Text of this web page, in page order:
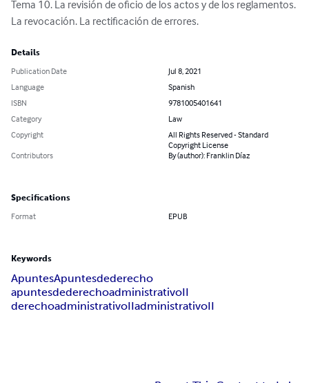
Tema 10. La revisión de oficio de los actos y de los reglamentos.
La revocación. La rectificación de errores.
Details
Publication Date
Jul 8, 2021
Language
Spanish
ISBN
9781005401641
Category
Law
Copyright
All Rights Reserved - Standard
Copyright License
Contributors
By (author): Franklin Díaz
Specifications
Format EPUB
Keywords
ApuntesApuntesdederecho
apuntesdederechoadministrativoII
derechoadministrativoIIadministrativoII